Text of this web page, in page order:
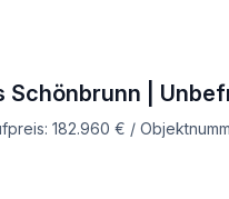
Schönbrunn |
182.960 € /